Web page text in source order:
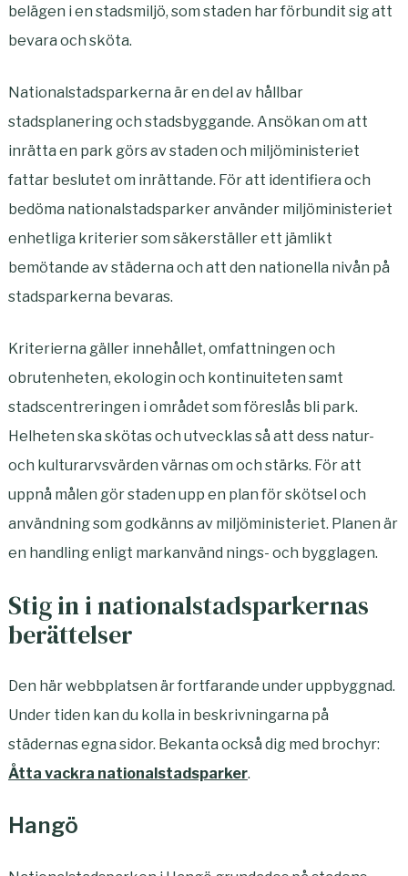
belägen i en stadsmiljö, som staden har förbundit sig att
bevara och sköta.
Nationalstadsparkerna är en del av hållbar
stadsplanering och stadsbyggande. Ansökan om att
inrätta en park görs av staden och miljöministeriet
fattar beslutet om inrättande. För att identifiera och
bedöma nationalstadsparker använder miljöministeriet
enhetliga kriterier som säkerställer ett jämlikt
bemötande av städerna och att den nationella nivån på
stadsparkerna bevaras.
Kriterierna gäller innehållet, omfattningen och
obrutenheten, ekologin och kontinuiteten samt
stadscentreringen i området som föreslås bli park.
Helheten ska skötas och utvecklas så att dess natur-
och kulturarvsvärden värnas om och stärks. För att
uppnå målen gör staden upp en plan för skötsel och
användning som godkänns av miljöministeriet. Planen är
en handling enligt markanvänd nings- och bygglagen.
Stig in i nationalstadsparkernas
berättelser
Den här webbplatsen är fortfarande under uppbyggnad.
Under tiden kan du kolla in beskrivningarna på
städernas egna sidor. Bekanta också dig med brochyr:
Åtta vackra nationalstadsparker.
Hangö